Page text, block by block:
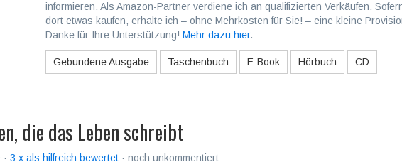
informieren. Als Amazon-Partner verdiene ich an qualifizierten Verkäufen.
dort etwas kaufen, erhalte ich – ohne Mehrkosten für Sie! – eine kleine
Danke für Ihre Unterstützung!Mehr dazu hier.
Gebundene Ausgabe Taschenbuch E-Book Hörbuch CD
die das Leben schreibt
3 x als hilfreich bewertet · noch unkommentiert